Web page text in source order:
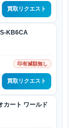
買取リクエスト
KB6CA
印有減額無し
買取リクエスト
カート ワールド